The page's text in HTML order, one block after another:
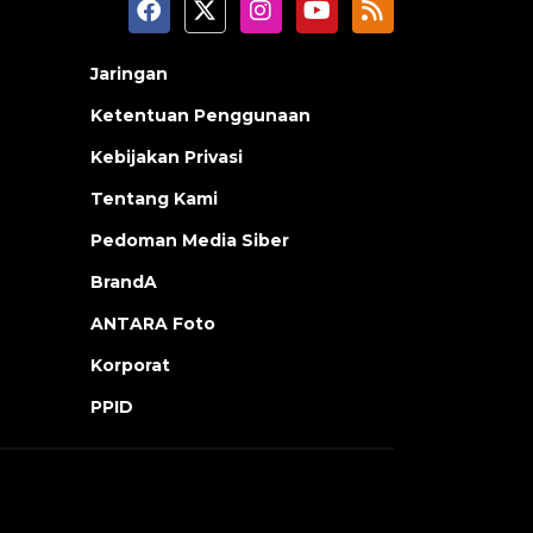
Jaringan
Ketentuan Penggunaan
Kebijakan Privasi
Tentang Kami
Pedoman Media Siber
BrandA
ANTARA Foto
Korporat
PPID